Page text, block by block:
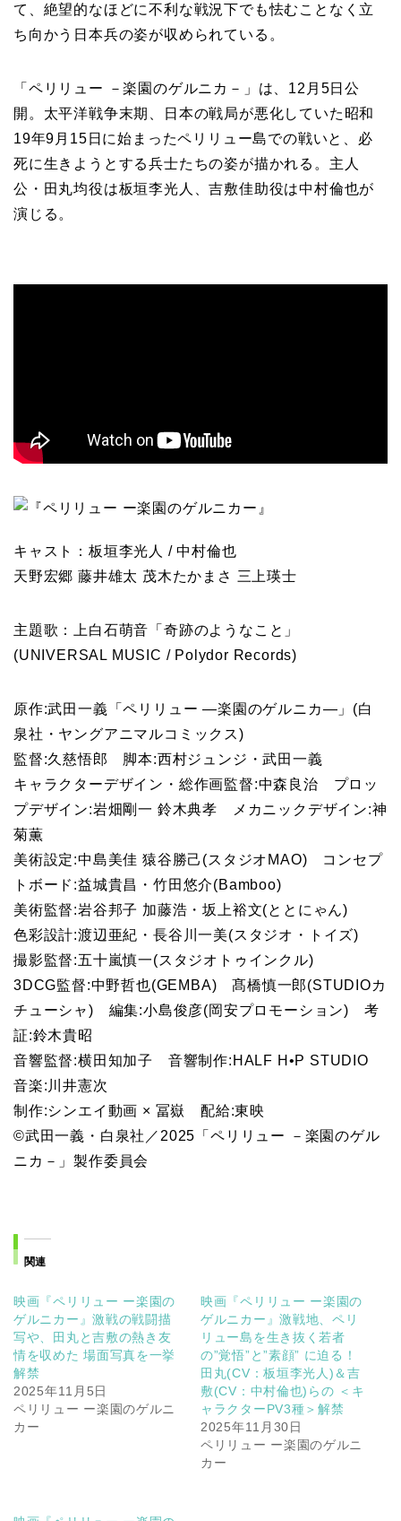
て、絶望的なほどに不利な戦況下でも怯むことなく立
ち向かう日本兵の姿が収められている。
「ペリリュー －楽園のゲルニカ－」は、12月5日公
開。太平洋戦争末期、日本の戦局が悪化していた昭和
19年9月15日に始まったペリリュー島での戦いと、必
死に生きようとする兵士たちの姿が描かれる。主人
公・田丸均役は板垣李光人、吉敷佳助役は中村倫也が
演じる。
キャスト：板垣李光人 / 中村倫也
天野宏郷 藤井雄太 茂木たかまさ 三上瑛士
主題歌：上白石萌音「奇跡のようなこと」
(UNIVERSAL MUSIC / Polydor Records)
原作:武田一義「ペリリュー ―楽園のゲルニカ―」(白
泉社・ヤングアニマルコミックス)
監督:久慈悟郎 脚本:西村ジュンジ・武田一義
キャラクターデザイン・総作画監督:中森良治 プロッ
プデザイン:岩畑剛一 鈴木典孝 メカニックデザイン:神
菊薫
美術設定:中島美佳 猿谷勝己(スタジオMAO) コンセプ
トボード:益城貴昌・竹田悠介(Bamboo)
美術監督:岩谷邦子 加藤浩・坂上裕文(ととにゃん)
色彩設計:渡辺亜紀・長谷川一美(スタジオ・トイズ)
撮影監督:五十嵐慎一(スタジオトゥインクル)
3DCG監督:中野哲也(GEMBA) 髙橋慎一郎(STUDIOカ
チューシャ) 編集:小島俊彦(岡安プロモーション) 考
証:鈴木貴昭
音響監督:横田知加子 音響制作:HALF H•P STUDIO
音楽:川井憲次
制作:シンエイ動画 × 冨嶽 配給:東映
©武田一義・白泉社／2025「ペリリュー －楽園のゲル
ニカ－」製作委員会
関連
映画『ペリリュー ー楽園の
ゲルニカー』激戦の戦闘描
写や、田丸と吉敷の熱き友
情を収めた 場面写真を一挙
解禁
2025年11月5日
ペリリュー ー楽園のゲルニ
カー
映画『ペリリュー ー楽園の
ゲルニカー』激戦地、ペリ
リュー島を生き抜く若者
の”覚悟”と”素顔” に迫る！
田丸(CV：板垣李光人)＆吉
敷(CV：中村倫也)らの ＜キ
ャラクターPV3種＞解禁
2025年11月30日
ペリリュー ー楽園のゲルニ
カー